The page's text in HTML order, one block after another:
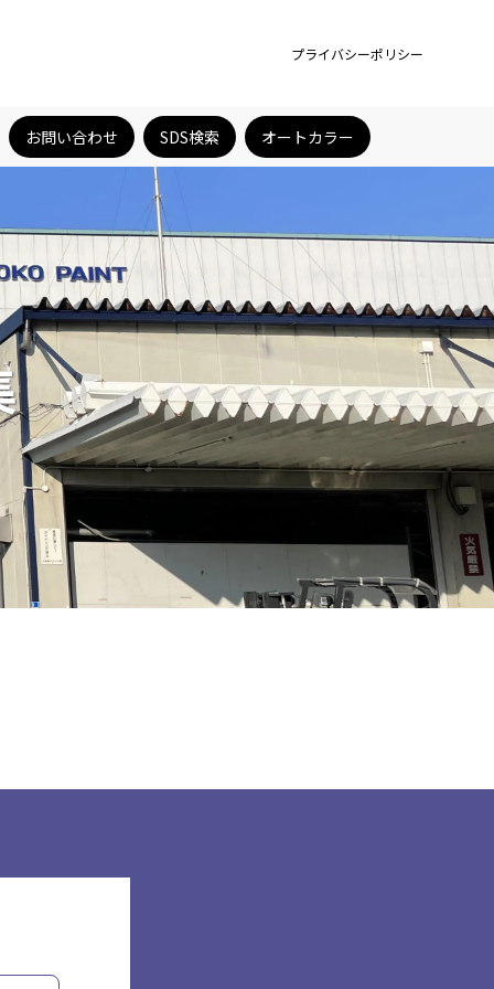
プライバシーポリシー
お問い合わせ SDS検索 オートカラー